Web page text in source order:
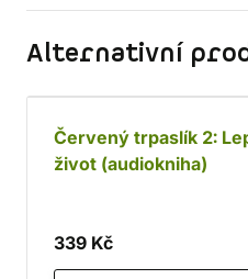
Alternativní
Červený trpaslík 2:
život (audiokniha)
339 Kč